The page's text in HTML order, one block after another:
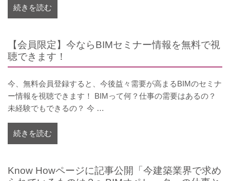
続きを読む
【会員限定】今ならBIMセミナー情報を無料で視
聴できます！
今、無料会員登録すると、今後益々需要が高まるBIMのセミナ
ー情報を視聴できます！ BIMって何？仕事の需要はあるの？
未経験でもできるの？ 今 …
続きを読む
Know Howページに記事公開「今建築業界で求め